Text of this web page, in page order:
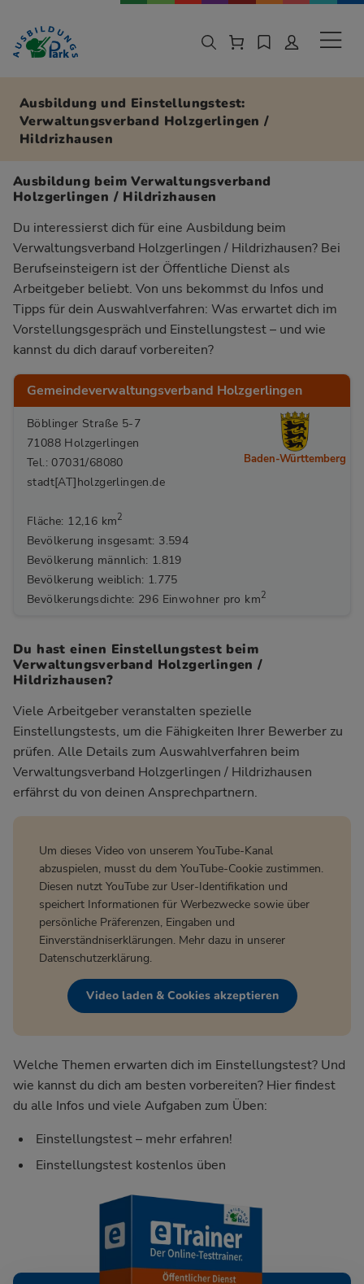
Zur Navigation springen
Zu den Hauptinhalten springen
Ausbildung und Einstellungstest:
Verwaltungsverband Holzgerlingen /
Hildrizhausen
Ausbildung beim Verwaltungsverband
Holzgerlingen / Hildrizhausen
Du interessierst dich für eine Ausbildung beim
Verwaltungsverband Holzgerlingen / Hildrizhausen? Bei
Berufseinsteigern ist der Öffentliche Dienst als
Arbeitgeber beliebt. Von uns bekommst du Infos und
Tipps für dein Auswahlverfahren: Was erwartet dich im
Vorstellungsgespräch und Einstellungstest – und wie
kannst du dich darauf vorbereiten?
Gemeindeverwaltungsverband Holzgerlingen
Böblinger Straße 5-7
71088 Holzgerlingen
Tel.: 07031/68080
stadt[AT]holzgerlingen.de
Fläche: 12,16 km2
Bevölkerung insgesamt: 3.594
Bevölkerung männlich: 1.819
Bevölkerung weiblich: 1.775
Bevölkerungsdichte: 296 Einwohner pro km2
Baden-Württemberg
Du hast einen Einstellungstest beim
Verwaltungsverband Holzgerlingen /
Hildrizhausen?
Viele Arbeitgeber veranstalten spezielle
Einstellungstests, um die Fähigkeiten Ihrer Bewerber zu
prüfen. Alle Details zum Auswahlverfahren beim
Verwaltungsverband Holzgerlingen / Hildrizhausen
erfährst du von deinen Ansprechpartnern.
Um dieses Video von unserem YouTube-Kanal
abzuspielen, musst du dem YouTube-Cookie zustimmen.
Diesen nutzt YouTube zur User-Identifikation und
speichert Informationen für Werbezwecke sowie über
persönliche Präferenzen, Eingaben und
Einverständniserklärungen. Mehr dazu in unserer
Datenschutzerklärung.
Video laden & Cookies akzeptieren
Welche Themen erwarten dich im Einstellungstest? Und
wie kannst du dich am besten vorbereiten? Hier findest
du alle Infos und viele Aufgaben zum Üben:
Einstellungstest – mehr erfahren!
Einstellungstest kostenlos üben